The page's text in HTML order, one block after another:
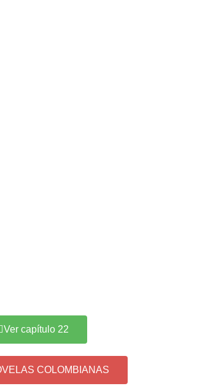
Ver capítulo 22
COLOMBIANAS